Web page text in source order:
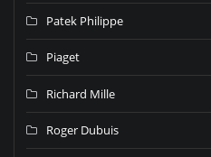
Patek Philippe
Piaget
Richard Mille
Roger Dubuis